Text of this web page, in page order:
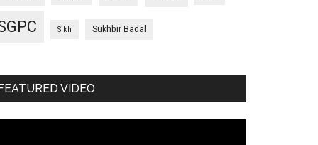
Sikh Sukhbir Badal
VIDEO